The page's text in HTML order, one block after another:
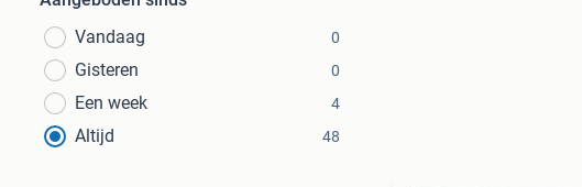
Vandaag
0
Gisteren 0
Een week 4
Altijd 48